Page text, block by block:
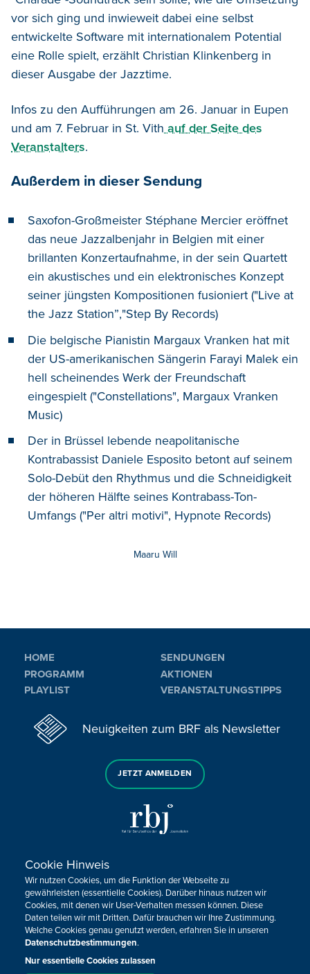
vor sich ging und inwieweit dabei eine selbst
entwickelte Software mit internationalem Potential
eine Rolle spielt, erzählt Christian Klinkenberg in
dieser Ausgabe der Jazztime.
Infos zu den Aufführungen am 26. Januar in Eupen
und am 7. Februar in St. Vith auf der Seite des
Veranstalters.
Außerdem in dieser Sendung
Saxofon-Großmeister Stéphane Mercier eröffnet
das neue Jazzalbenjahr in Belgien mit einer
brillanten Konzertaufnahme, in der sein Quartett
ein akustisches und ein elektronisches Konzept
seiner jüngsten Kompositionen fusioniert ("Live at
the Jazz Station”,"Step By Records)
Die belgische Pianistin Margaux Vranken hat mit
der US-amerikanischen Sängerin Farayi Malek ein
hell scheinendes Werk der Freundschaft
eingespielt ("Constellations", Margaux Vranken
Music)
Der in Brüssel lebende neapolitanische
Kontrabassist Daniele Esposito betont auf seinem
Solo-Debüt den Rhythmus und die Schneidigkeit
der höheren Hälfte seines Kontrabass-Ton-
Umfangs ("Per altri motivi", Hypnote Records)
Maaru Will
HOME
PROGRAMM
PLAYLIST
SENDUNGEN
AKTIONEN
VERANSTALTUNGSTIPPS
Neuigkeiten zum BRF als Newsletter
JETZT ANMELDEN
Sie haben noch Fragen oder Anmerkungen?
KONTAKTIEREN SIE UNS!
Impressum Datenschutz Kontakt
Barrierefreiheit
Cookie-Zustimmung anpassen
Design, Konzept & Programmierung:
Cookie Hinweis
Wir nutzen Cookies, um die Funktion der Webseite zu
gewährleisten (essentielle Cookies). Darüber hinaus nutzen wir
Cookies, mit denen wir User-Verhalten messen können. Diese
Daten teilen wir mit Dritten. Dafür brauchen wir Ihre Zustimmung.
Welche Cookies genau genutzt werden, erfahren Sie in unseren
Datenschutzbestimmungen.
Nur essentielle Cookies zulassen